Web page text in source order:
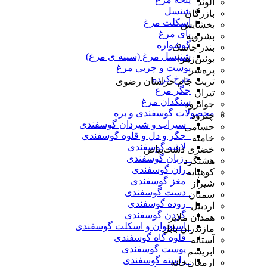
شنسل
اسکلت مرغ
پای مرغ
گوشواره
شنیسل مرغ (سینه ی مرغ)
پوست و چربی مرغ
چرخ کرده
جگر مرغ
سنگدان مرغ
محصولات گوسفندی و بره
_سیراب و شیردان گوسفندی
_جگر و دل و قلوه گوسفندی
_لاشه گوسفندی
_ زبان گوسفندی
_ران گوسفندی
_مغز گوسفندی
_دست گوسفندی
_روده گوسفندی
_گردن گوسفندی
_استخوان و اسکلت گوسفندی
_قلوه گاه گوسفندی
_پوست گوسفندی
_راسته گوسفندی
الوند
بازرگان
بخشایش
بشرویه
بندر جاسک
بوئین‌زهرا
پره‌سر
تربت جام خراسان رضوی
تیران
جوانرود
چترود
حسامی
خامنه
خضری دشت‌بیاض
هشتگرد
کوهپایه
شیراز
سمنان
اردبیل
همدان ملایر
مازندران بابل
آستانه
ابریشم
ارمغان‌خانه